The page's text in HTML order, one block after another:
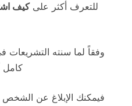
للتعرف أكثر علىكيف
وفقاً لما سنته
كامل
فيمكنك الإبلاغ عن